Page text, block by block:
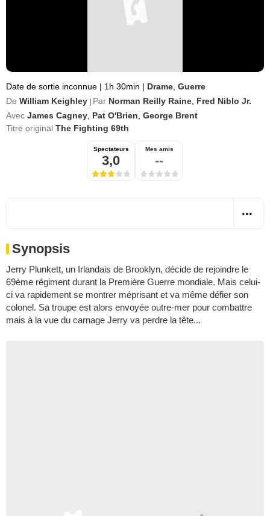
Date de sortie inconnue | 1h 30min | Drame Guerre
De William Keighley Par Norman Reilly Raine Fred Niblo Jr.
Avec James Cagney Pat O'Brien George Brent
Titre original The Fighting 69th
Spectateurs
3,0
Mes amis
--
Synopsis
Jerry Plunkett, un Irlandais de Brooklyn, décide de rejoindre le
69ème régiment durant la Première Guerre mondiale. Mais celui-
ci va rapidement se montrer méprisant et va même défier son
colonel. Sa troupe est alors envoyée outre-mer pour combattre
mais à la vue du carnage Jerry va perdre la tête...